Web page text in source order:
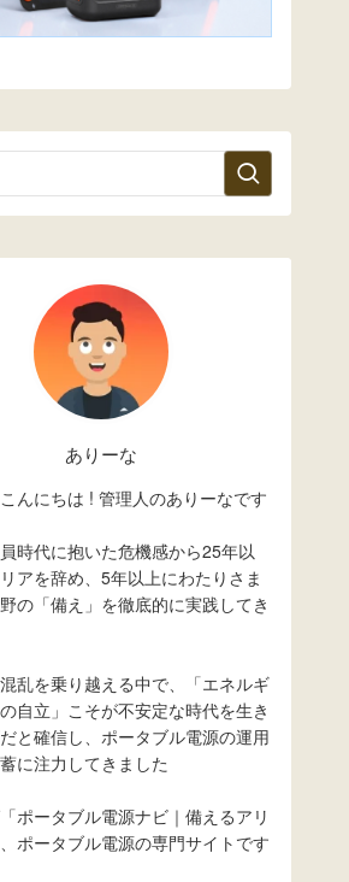
ありーな
んにちは ! 管理人のありーなです
時代に抱いた危機感から25年以
アを辞め、5年以上にわたりさま
の「備え」を徹底的に実践してき
乱を乗り越える中で、「エネルギ
自立」こそが不安定な時代を生き
と確信し、ポータブル電源の運用
に注力してきました
ポータブル電源ナビ｜備えるアリ
ポータブル電源の専門サイトです